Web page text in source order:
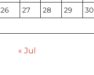
26 27 28 29
30
« Jul